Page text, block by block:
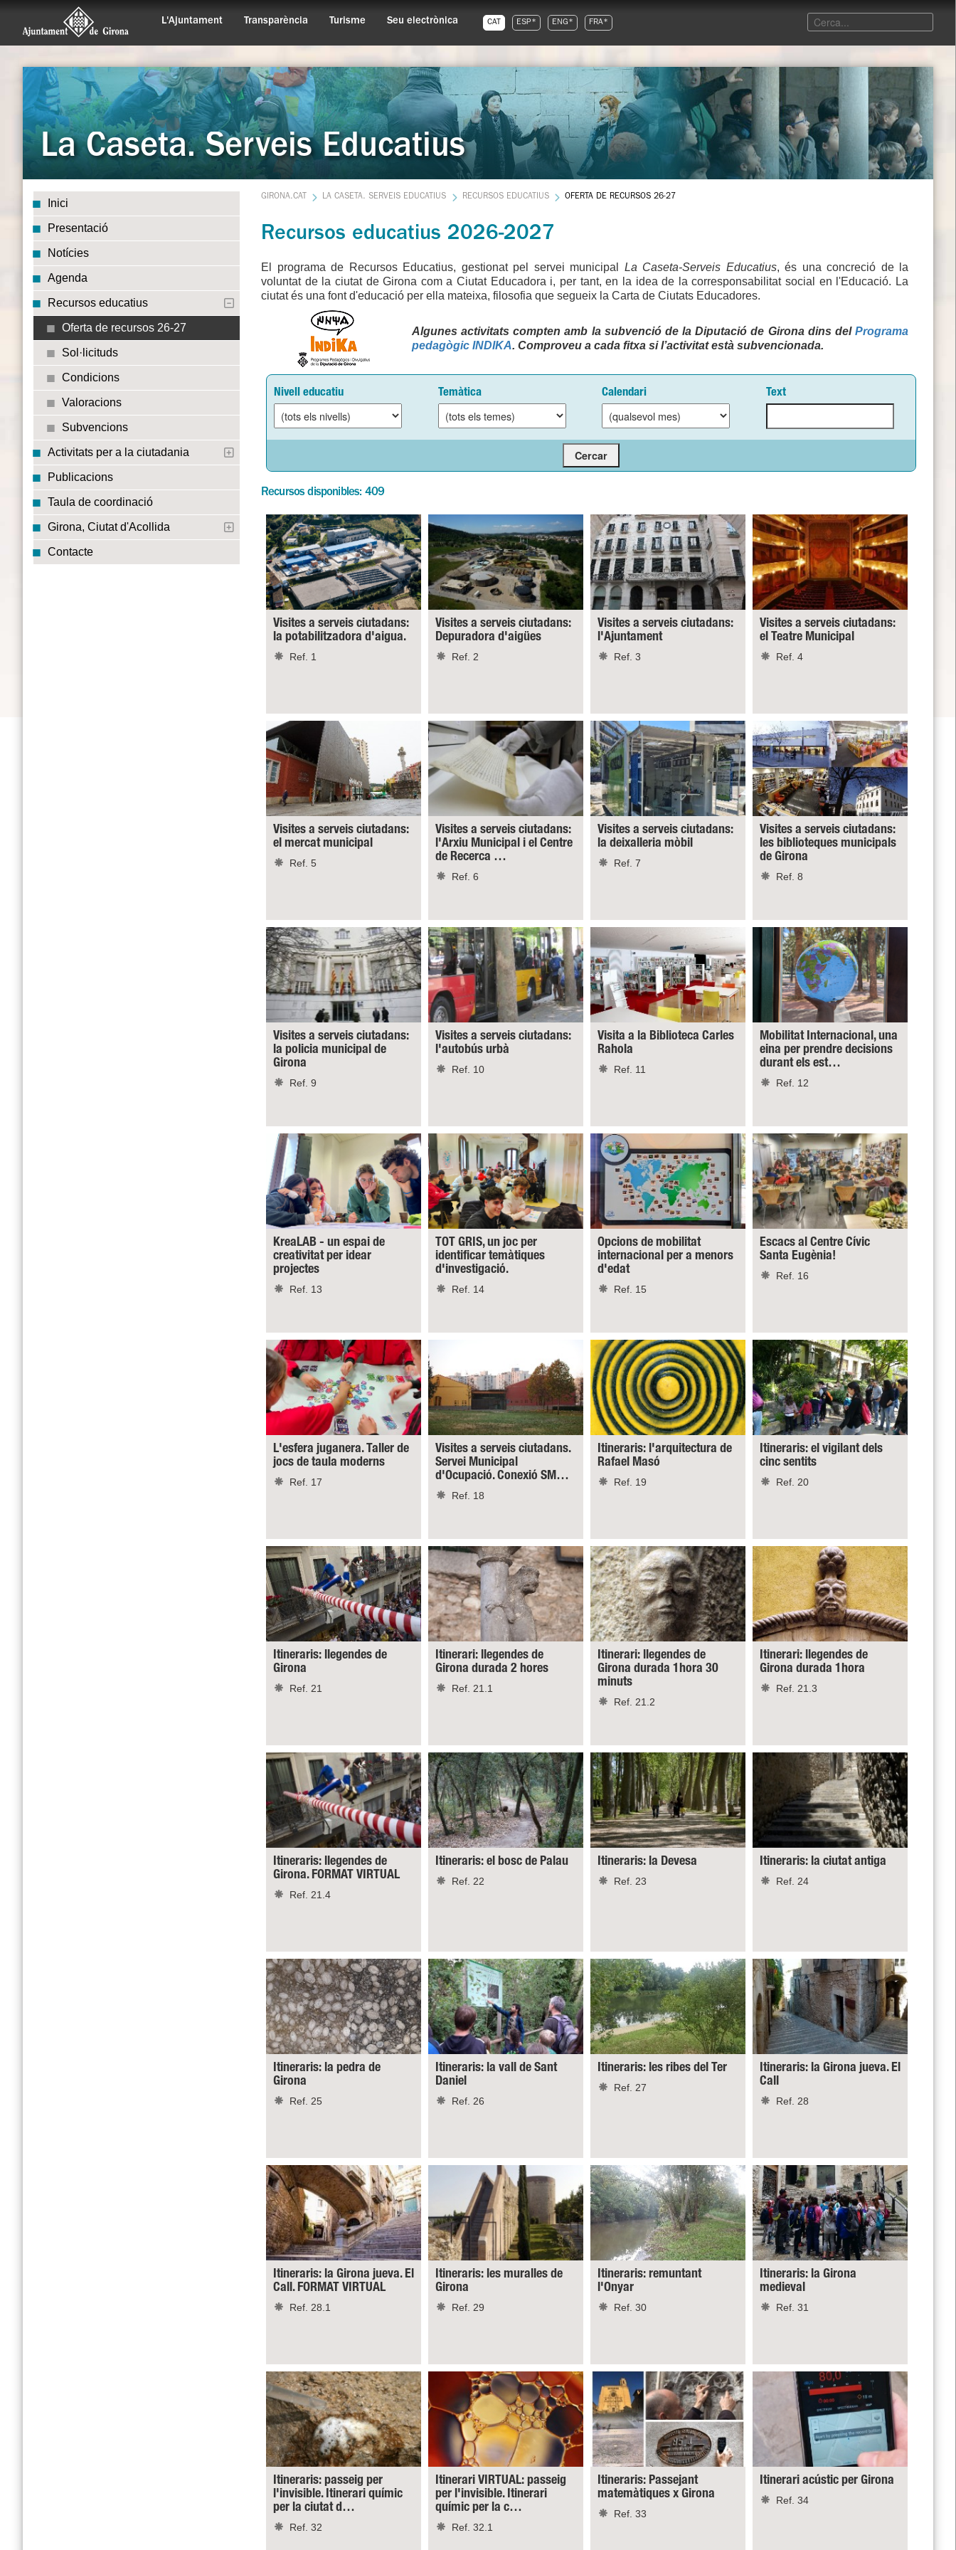
L'Ajuntament Transparència Turisme Seu electrònica CAT ESP* ENG* FRA*
La Caseta. Serveis Educatius
Inici
Presentació
Notícies
Agenda
Recursos educatius
Oferta de recursos 26-27
Sol·licituds
Condicions
Valoracions
Subvencions
Activitats per a la ciutadania
Publicacions
Taula de coordinació
Girona, Ciutat d'Acollida
Contacte
GIRONA.CAT LA CASETA. SERVEIS EDUCATIUS RECURSOS EDUCATIUS OFERTA DE RECURSOS 26-27
Recursos educatius 2026-2027
El programa de Recursos Educatius, gestionat pel servei municipal La Caseta-Serveis Educatius, és una concreció de la
voluntat de la ciutat de Girona com a Ciutat Educadora i, per tant, en la idea de la corresponsabilitat social en l'Educació. La
ciutat és una font d'educació per ella mateixa, filosofia que segueix la Carta de Ciutats Educadores.
Algunes activitats compten amb la subvenció de la Diputació de Girona dins del Programa
pedagògic INDIKA. Comproveu a cada fitxa si l’activitat està subvencionada.
Nivell educatiu Temàtica Calendari Text
Recursos disponibles: 409
Visites a serveis ciutadans:
la potabilitzadora d'aigua.
Ref. 1
Visites a serveis ciutadans:
Depuradora d'aigües
Ref. 2
Visites a serveis ciutadans:
l'Ajuntament
Ref. 3
Visites a serveis ciutadans:
el Teatre Municipal
Ref. 4
Visites a serveis ciutadans:
el mercat municipal
Ref. 5
Visites a serveis ciutadans:
l'Arxiu Municipal i el Centre
de Recerca …
Ref. 6
Visites a serveis ciutadans:
la deixalleria mòbil
Ref. 7
Visites a serveis ciutadans:
les biblioteques municipals
de Girona
Ref. 8
Visites a serveis ciutadans:
la policia municipal de
Girona
Ref. 9
Visites a serveis ciutadans:
l'autobús urbà
Ref. 10
Visita a la Biblioteca Carles
Rahola
Ref. 11
Mobilitat Internacional, una
eina per prendre decisions
durant els est…
Ref. 12
KreaLAB - un espai de
creativitat per idear
projectes
Ref. 13
TOT GRIS, un joc per
identificar temàtiques
d'investigació.
Ref. 14
Opcions de mobilitat
internacional per a menors
d'edat
Ref. 15
Escacs al Centre Cívic
Santa Eugènia!
Ref. 16
L'esfera juganera. Taller de
jocs de taula moderns
Ref. 17
Visites a serveis ciutadans.
Servei Municipal
d'Ocupació. Conexió SM…
Ref. 18
Itineraris: l'arquitectura de
Rafael Masó
Ref. 19
Itineraris: el vigilant dels
cinc sentits
Ref. 20
Itineraris: llegendes de
Girona
Ref. 21
Itinerari: llegendes de
Girona durada 2 hores
Ref. 21.1
Itinerari: llegendes de
Girona durada 1hora 30
minuts
Ref. 21.2
Itinerari: llegendes de
Girona durada 1hora
Ref. 21.3
Itineraris: llegendes de
Girona. FORMAT VIRTUAL
Ref. 21.4
Itineraris: el bosc de Palau
Ref. 22
Itineraris: la Devesa
Ref. 23
Itineraris: la ciutat antiga
Ref. 24
Itineraris: la pedra de
Girona
Ref. 25
Itineraris: la vall de Sant
Daniel
Ref. 26
Itineraris: les ribes del Ter
Ref. 27
Itineraris: la Girona jueva. El
Call
Ref. 28
Itineraris: la Girona jueva. El
Call. FORMAT VIRTUAL
Ref. 28.1
Itineraris: les muralles de
Girona
Ref. 29
Itineraris: remuntant
l'Onyar
Ref. 30
Itineraris: la Girona
medieval
Ref. 31
Itineraris: passeig per
l'invisible. Itinerari químic
per la ciutat d…
Ref. 32
Itinerari VIRTUAL: passeig
per l'invisible. Itinerari
químic per la c…
Ref. 32.1
Itineraris: Passejant
matemàtiques x Girona
Ref. 33
Itinerari acústic per Girona
Ref. 34